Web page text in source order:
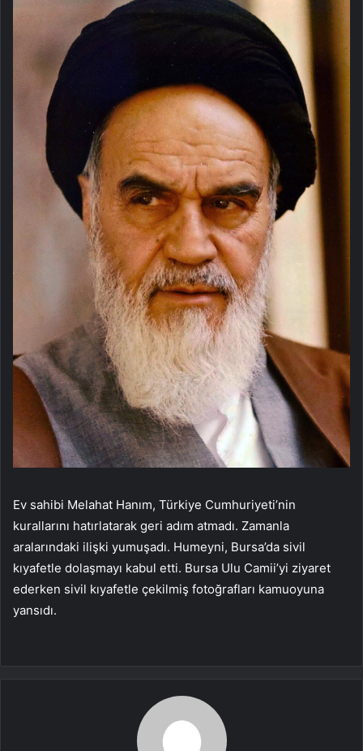
Ev sahibi Melahat Hanım, Türkiye Cumhuriyeti’nin
kurallarını hatırlatarak geri adım atmadı. Zamanla
aralarındaki ilişki yumuşadı. Humeyni, Bursa’da sivil
kıyafetle dolaşmayı kabul etti. Bursa Ulu Camii’yi ziyaret
ederken sivil kıyafetle çekilmiş fotoğrafları kamuoyuna
yansıdı.